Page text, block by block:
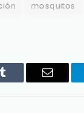
mosquitos
Tumblr Email